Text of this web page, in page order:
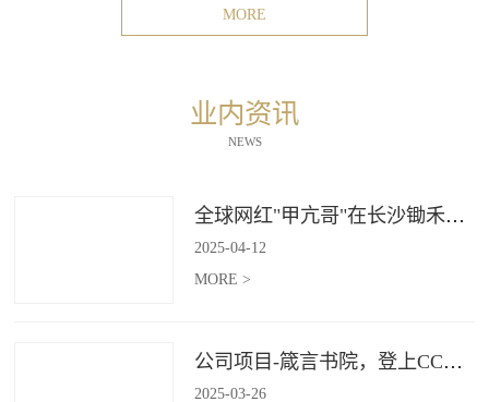
MORE
业内资讯
NEWS
全球网红"甲亢哥"在长沙锄禾打造的杜甫江阁体验参观
2025-04-12
MORE >
公司项目-箴言书院，登上CCTV4《记住乡愁》
2025-03-26